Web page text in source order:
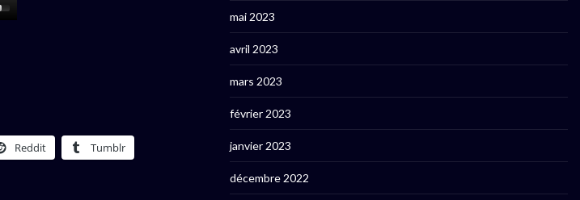
Reddit Tumblr
mai 2023
avril 2023
mars 2023
février 2023
janvier 2023
décembre 2022